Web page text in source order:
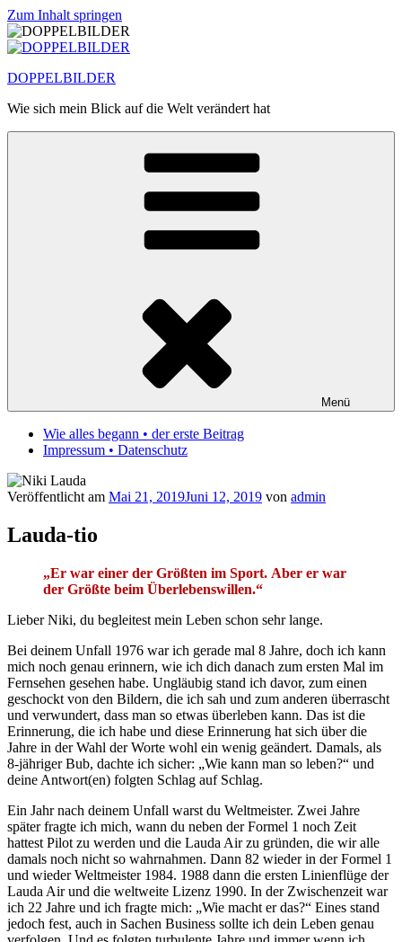
Zum Inhalt springen
DOPPELBILDER
Wie sich mein Blick auf die Welt verändert hat
Menü
Wie alles begann • der erste Beitrag
Impressum • Datenschutz
Veröffentlicht am Mai 21, 2019Juni 12, 2019 von admin
Lauda-tio
„Er war einer der Größten im Sport. Aber er war
der Größte beim Überlebenswillen.“
Lieber Niki, du begleitest mein Leben schon sehr lange.
Bei deinem Unfall 1976 war ich gerade mal 8 Jahre, doch ich kann
mich noch genau erinnern, wie ich dich danach zum ersten Mal im
Fernsehen gesehen habe. Ungläubig stand ich davor, zum einen
geschockt von den Bildern, die ich sah und zum anderen überrascht
und verwundert, dass man so etwas überleben kann. Das ist die
Erinnerung, die ich habe und diese Erinnerung hat sich über die
Jahre in der Wahl der Worte wohl ein wenig geändert. Damals, als
8-jähriger Bub, dachte ich sicher: „Wie kann man so leben?“ und
deine Antwort(en) folgten Schlag auf Schlag.
Ein Jahr nach deinem Unfall warst du Weltmeister. Zwei Jahre
später fragte ich mich, wann du neben der Formel 1 noch Zeit
hattest Pilot zu werden und die Lauda Air zu gründen, die wir alle
damals noch nicht so wahrnahmen. Dann 82 wieder in der Formel 1
und wieder Weltmeister 1984. 1988 dann die ersten Linienflüge der
Lauda Air und die weltweite Lizenz 1990. In der Zwischenzeit war
ich 22 Jahre und ich fragte mich: „Wie macht er das?“ Eines stand
jedoch fest, auch in Sachen Business sollte ich dein Leben genau